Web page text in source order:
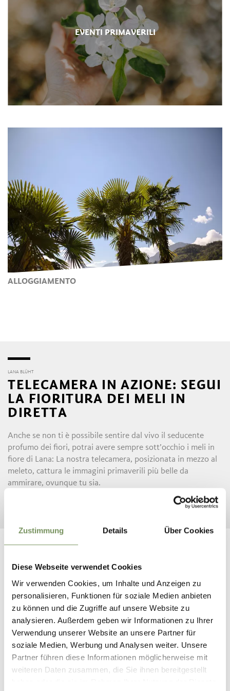
Zustimmung Details Über Cookies
Diese Webseite verwendet Cookies
Wir verwenden Cookies, um Inhalte und Anzeigen zu
personalisieren, Funktionen für soziale Medien anbieten
zu können und die Zugriffe auf unsere Website zu
analysieren. Außerdem geben wir Informationen zu Ihrer
Verwendung unserer Website an unsere Partner für
soziale Medien, Werbung und Analysen weiter. Unsere
Partner führen diese Informationen möglicherweise mit
weiteren Daten zusammen, die Sie ihnen bereitgestellt
EVENTI PRIMAVERILI
ALLOGGIAMENTO
LANA BLÜHT
TELECAMERA IN AZIONE: SEGUI
LA FIORITURA DEI MELI IN
DIRETTA
Anche se non ti è possibile sentire dal vivo il seducente
profumo dei fiori, potrai avere sempre sott’occhio i meli in
fiore di Lana: La nostra telecamera, posizionata in mezzo al
meleto, cattura le immagini primaverili più belle da
ammirare, ovunque tu sia.